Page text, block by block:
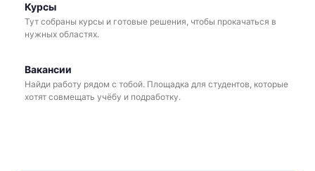
Курсы
Тут собраны курсы и готовые решения, чтобы прокачаться в
нужных областях.
Вакансии
Найди работу рядом с тобой. Площадка для студентов, которые
хотят совмещать учёбу и подработку.